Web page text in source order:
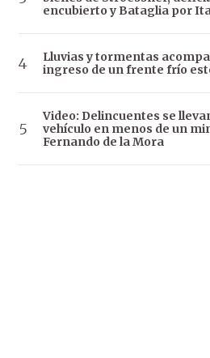
encubierto y Bataglia por
Lluvias y tormentas
ingreso de un frente frío
Video: Delincuentes se
vehículo en menos de un
Fernando de la Mora